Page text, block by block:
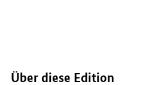
Über diese Edition